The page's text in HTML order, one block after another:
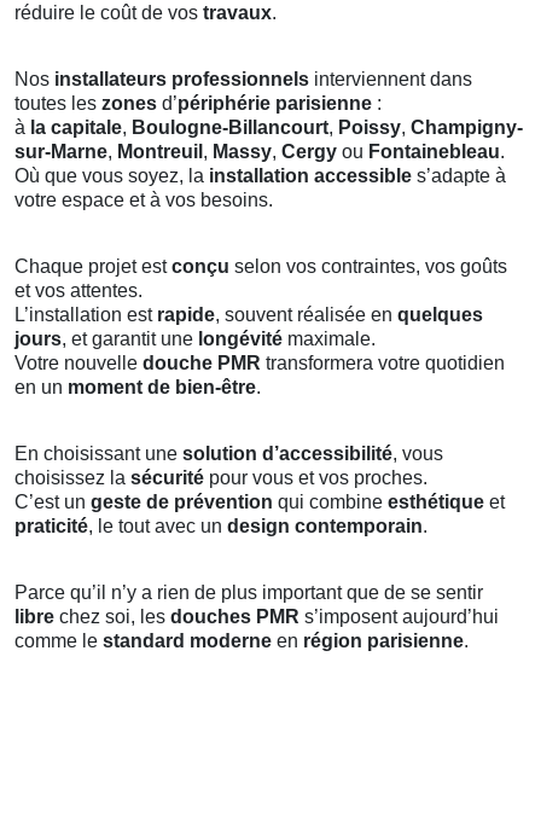
réduire le coût de vos travaux.
Nos installateurs professionnels interviennent dans
toutes les zones d’périphérie parisienne :
à la capitale, Boulogne-Billancourt, Poissy, Champigny-
sur-Marne, Montreuil , Massy, Cergy ou Fontainebleau.
Où que vous soyez, la installation accessible s’adapte à
votre espace et à vos besoins.
Chaque projet estconçu selon vos contraintes, vos goûts
et vos attentes.
L’installation est rapide, souvent réalisée en quelques
jours, et garantit une longévité maximale.
Votre nouvelle douche PMR transformera votre quotidien
en un moment de bien-être.
En choisissant une solution d’accessibilité, vous
choisissez la sécurité pour vous et vos proches.
C’est un geste de prévention qui combine esthétique et
praticité, le tout avec un design contemporain.
Parce qu’il n’y a rien de plus important que de se sentir
libre chez soi, les douches PMR s’imposent aujourd’hui
comme le standard moderne en région parisienne.